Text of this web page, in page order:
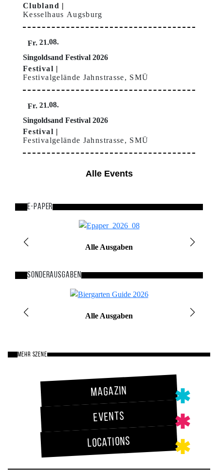
Clubland
Kesselhaus Augsburg
Fr. 21.08.
Singoldsand Festival 2026
Festival
Festivalgelände Jahnstrasse, SMÜ
Fr. 21.08.
Singoldsand Festival 2026
Festival
Festivalgelände Jahnstrasse, SMÜ
Alle Events
E-Paper
Bild
Alle Ausgaben
Sonderausgaben
Bild
Alle Ausgaben
MEHR SZENE
Magazin
Events
Locations